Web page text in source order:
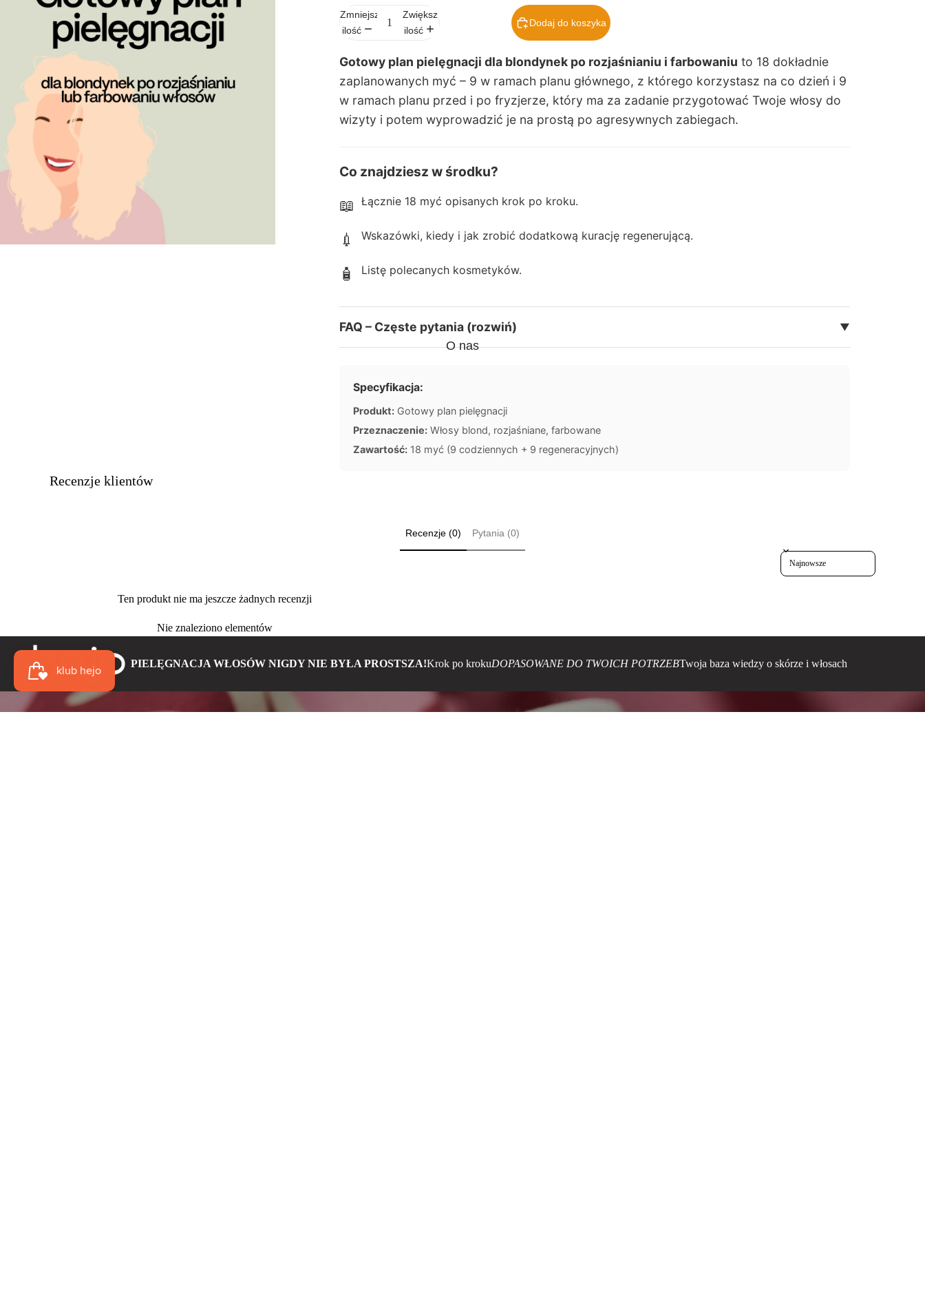
zestawi
e taniej
podarunk
owe
T
O nas
Zmniejsz
ilość
Zwiększ
ilość
Dodaj do koszyka
Gotowy plan pielęgnacji dla blondynek po rozjaśnianiu i farbowaniu to 18 dokładnie
zaplanowanych myć – 9 w ramach planu głównego, z którego korzystasz na co dzień i 9
w ramach planu przed i po fryzjerze, który ma za zadanie przygotować Twoje włosy do
wizyty i potem wyprowadzić je na prostą po agresywnych zabiegach.
Co znajdziesz w środku?
📖 Łącznie 18 myć opisanych krok po kroku.
💉 Wskazówki, kiedy i jak zrobić dodatkową kurację regenerującą.
🧴 Listę polecanych kosmetyków.
FAQ – Częste pytania (rozwiń) ▼
Specyfikacja:
Produkt:Gotowy plan pielęgnacji
Przeznaczenie:Włosy blond, rozjaśniane, farbowane
Zawartość:18 myć (9 codziennych + 9 regeneracyjnych)
Recenzje klientów
Recenzje (0) Pytania (0)
Sort reviews by
Ten produkt nie ma jeszcze żadnych recenzji
Nie znaleziono elementów
PIELĘGNACJA WŁOSÓW NIGDY NIE BYŁA PROSTSZA!Krok po krokuDOPASOWANE DO TWOICH POTRZEBTwoja baza wiedzy o skórze i włosach